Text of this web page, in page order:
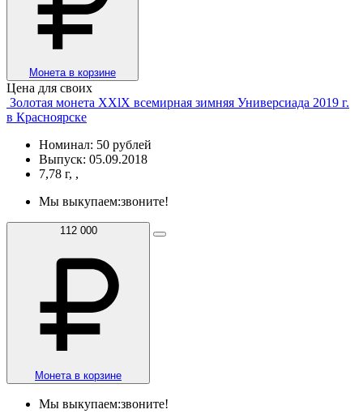
Монета в корзине
Цена для своих
Золотая монета XXlX всемирная зимняя Универсиада 2019 г.
в Красноярске
Номинал: 50 рублей
Выпуск: 05.09.2018
7,78 г, ,
Мы выкупаем:звоните!
112 000
Монета в корзине
Мы выкупаем:звоните!